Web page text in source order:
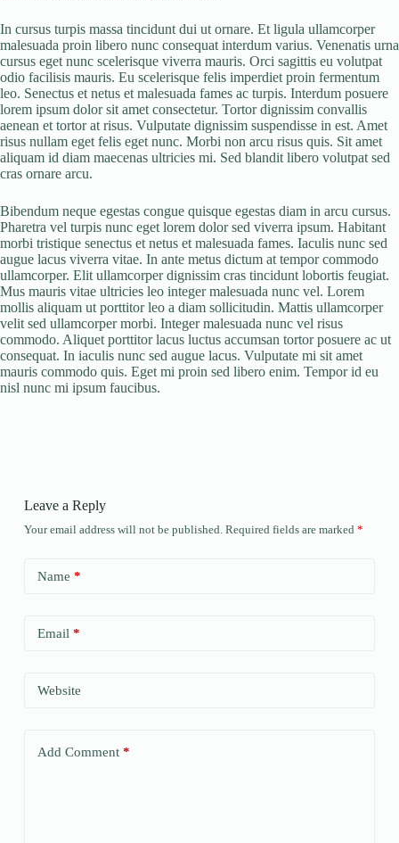
In cursus turpis massa tincidunt dui ut ornare. Et ligula ullamcorper
malesuada proin libero nunc consequat interdum varius. Venenatis urna
cursus eget nunc scelerisque viverra mauris. Orci sagittis eu volutpat
odio facilisis mauris. Eu scelerisque felis imperdiet proin fermentum
leo. Senectus et netus et malesuada fames ac turpis. Interdum posuere
lorem ipsum dolor sit amet consectetur. Tortor dignissim convallis
aenean et tortor at risus. Vulputate dignissim suspendisse in est. Amet
risus nullam eget felis eget nunc. Morbi non arcu risus quis. Sit amet
aliquam id diam maecenas ultricies mi. Sed blandit libero volutpat sed
cras ornare arcu.
Bibendum neque egestas congue quisque egestas diam in arcu cursus.
Pharetra vel turpis nunc eget lorem dolor sed viverra ipsum. Habitant
morbi tristique senectus et netus et malesuada fames. Iaculis nunc sed
augue lacus viverra vitae. In ante metus dictum at tempor commodo
ullamcorper. Elit ullamcorper dignissim cras tincidunt lobortis feugiat.
Mus mauris vitae ultricies leo integer malesuada nunc vel. Lorem
mollis aliquam ut porttitor leo a diam sollicitudin. Mattis ullamcorper
velit sed ullamcorper morbi. Integer malesuada nunc vel risus
commodo. Aliquet porttitor lacus luctus accumsan tortor posuere ac ut
consequat. In iaculis nunc sed augue lacus. Vulputate mi sit amet
mauris commodo quis. Eget mi proin sed libero enim. Tempor id eu
nisl nunc mi ipsum faucibus.
Leave a Reply
Your email address will not be published. Required fields are marked *
Name *
Email *
Website
Add Comment*